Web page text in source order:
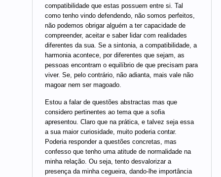
compatibilidade que estas possuem entre si. Tal
como tenho vindo defendendo, não somos perfeitos,
não podemos obrigar alguém a ter capacidade de
compreender, aceitar e saber lidar com realidades
diferentes da sua. Se a sintonia, a compatibilidade, a
harmonia acontece, por diferentes que sejam, as
pessoas encontram o equilíbrio de que precisam para
viver. Se, pelo contrário, não adianta, mais vale não
magoar nem ser magoado.
Estou a falar de questões abstractas mas que
considero pertinentes ao tema que a sofia
apresentou. Claro que na prática, e talvez seja essa
a sua maior curiosidade, muito poderia contar.
Poderia responder a questões concretas, mas
confesso que tenho uma atitude de normalidade na
minha relação. Ou seja, tento desvalorizar a
presença da minha cegueira, dando-lhe importância